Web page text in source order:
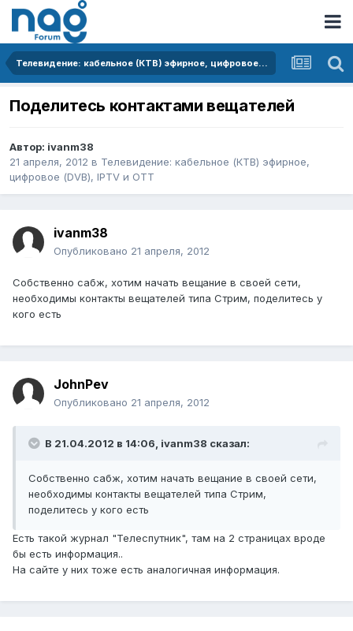
Телевидение: кабельное (КТВ) эфирное, цифровое (DVB), IPTV и OTT
Поделитесь контактами вещателей
Автор: ivanm38
21 апреля, 2012 в Телевидение: кабельное (КТВ) эфирное,
цифровое (DVB), IPTV и OTT
ivanm38
Опубликовано 21 апреля, 2012
Собственно сабж, хотим начать вещание в своей сети,
необходимы контакты вещателей типа Стрим, поделитесь у
кого есть
JohnPev
Опубликовано 21 апреля, 2012
В 21.04.2012 в 14:06, ivanm38 сказал:
Собственно сабж, хотим начать вещание в своей сети,
необходимы контакты вещателей типа Стрим,
поделитесь у кого есть
Есть такой журнал "Телеспутник", там на 2 страницах вроде
бы есть информация..
На сайте у них тоже есть аналогичная информация.